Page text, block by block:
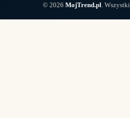
© 2026 MojTrend.pl .